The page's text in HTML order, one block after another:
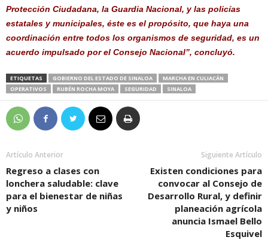
Protección Ciudadana, la Guardia Nacional, y las policías
estatales y municipales, éste es el propósito, que haya una
coordinación entre todos los organismos de seguridad, es un
acuerdo impulsado por el Consejo Nacional”, concluyó.
ETIQUETAS GOBIERNO DEL ESTADO DE SINALOA
MARCHA EN CULIACÁN
OPERATIVOS
RUBÉN ROCHA MOYA SEGURIDAD SINALOA
Artículo Anterior
Regreso a clases con
lonchera saludable: clave
para el bienestar de niñas
y niños
Siguiente Artículo
Existen condiciones para
convocar al Consejo de
Desarrollo Rural, y definir
planeación agrícola
anuncia Ismael Bello
Esquivel